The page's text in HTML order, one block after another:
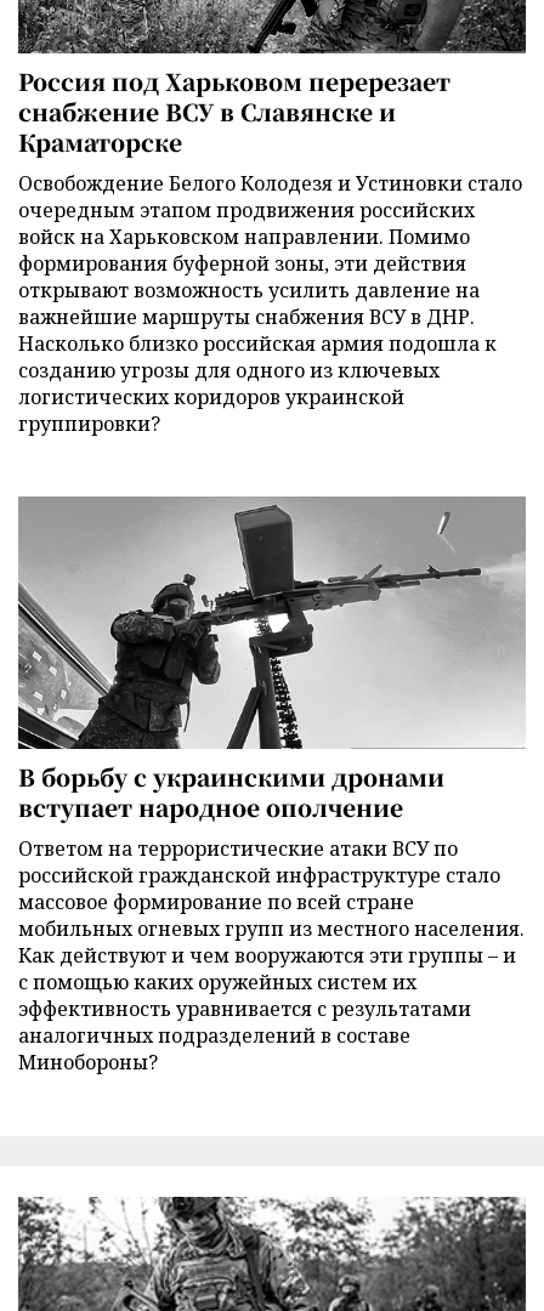
Россия под Харьковом перерезает
снабжение ВСУ в Славянске и
Краматорске
Освобождение Белого Колодезя и Устиновки стало
очередным этапом продвижения российских
войск на Харьковском направлении. Помимо
формирования буферной зоны, эти действия
открывают возможность усилить давление на
важнейшие маршруты снабжения ВСУ в ДНР.
Насколько близко российская армия подошла к
созданию угрозы для одного из ключевых
логистических коридоров украинской
группировки?
В борьбу с украинскими дронами
вступает народное ополчение
Ответом на террористические атаки ВСУ по
российской гражданской инфраструктуре стало
массовое формирование по всей стране
мобильных огневых групп из местного населения.
Как действуют и чем вооружаются эти группы – и
с помощью каких оружейных систем их
эффективность уравнивается с результатами
аналогичных подразделений в составе
Минобороны?